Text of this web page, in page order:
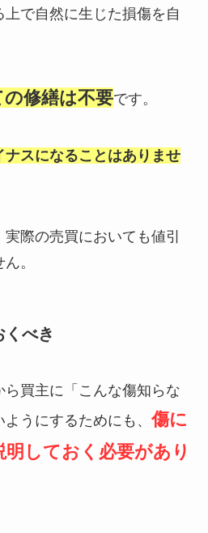
で自然に生じた損傷を自
修繕は不要です。
ナスになることはありませ
際の売買においても値引
。
くべき
買主に「こんな傷知らな
うにするためにも、傷に
しておく必要があり